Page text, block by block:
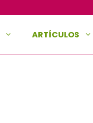
ARTÍCULOS